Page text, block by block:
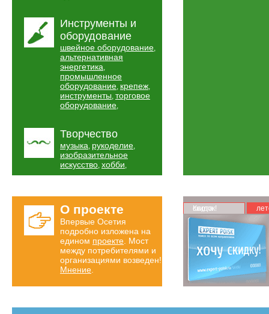
Инструменты и
оборудование
швейное оборудование,
альтернативная
энергетика,
промышленное
оборудование, крепеж,
инструменты, торговое
оборудование,
Творчество
музыка, рукоделие,
изобразительное
искусство, хобби,
О проекте
Впервые Осетия
подробно изложена на
едином проекте . Мост
между потребителями и
организациями возведен!
Мнение
Карта скидок!